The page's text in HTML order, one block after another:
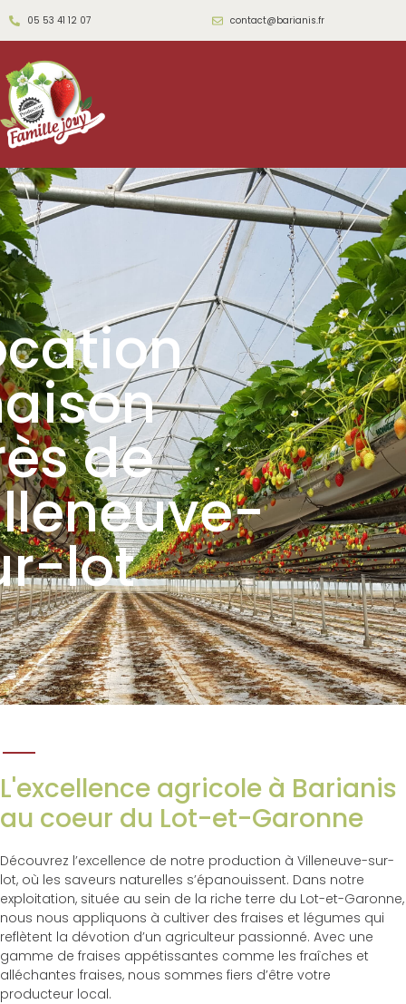
05 53 41 12 07 contact@barianis.fr
de
lot
L'excellence agricole à Barianis
au coeur du Lot-et-Garonne
Découvrez l’excellence de notre production à Villeneuve-sur-
lot, où les saveurs naturelles s’épanouissent. Dans notre
exploitation, située au sein de la riche terre du Lot-et-Garonne,
nous nous appliquons à cultiver des fraises et légumes qui
reflètent la dévotion d’un agriculteur passionné. Avec une
gamme de fraises appétissantes comme les fraîches et
alléchantes fraises, nous sommes fiers d’être votre
producteur local.